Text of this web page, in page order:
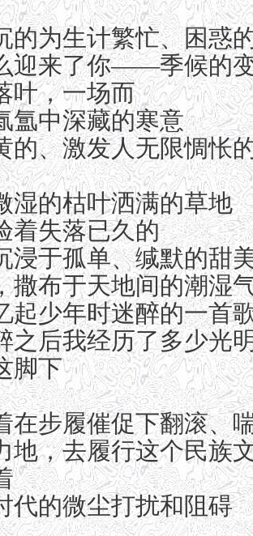
的为生计繁忙、困惑
迎来了你——季候的
叶，一场而
氲中深藏的寒意
的、激发人无限惆怅
湿的枯叶洒满的草地
着失落已久的
浸于孤单、缄默的甜
撒布于天地间的潮湿
起少年时迷醉的一首
之后我经历了多少光
脚下
在步履催促下翻滚、
地，去履行这个民族
代的微尘打扰和阻碍